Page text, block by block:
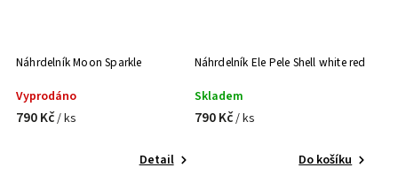
Náhrdelník Moon Sparkle
Vyprodáno
790 Kč/ ks
Detail
Náhrdelník Ele Pele Shell white red
Skladem
790 Kč/ ks
Do košíku